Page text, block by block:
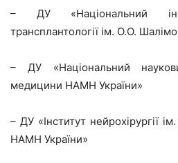
– ДУ «Національний
трансплантології ім. О.О.
– ДУ «Національний
медицини НАМН України»
– ДУ «Інститут нейрохірургії
НАМН України»